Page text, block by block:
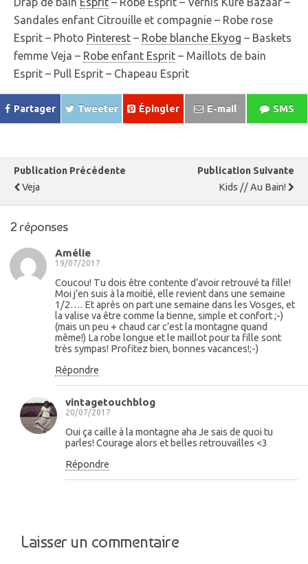
Sandales enfant Citrouille et compagnie – Robe rose
Esprit – Photo Pinterest – Robe blanche Ekyog – Baskets
femme Veja – Robe enfant Esprit – Maillots de bain
Esprit – Pull Esprit – Chapeau Esprit
Partager Tweeter Épingler E-mail SMS
Publication Précédente
Veja
Publication Suivante
Kids // Au Bain!
2 réponses
Amélie
19/07/2017
Coucou! Tu dois être contente d’avoir retrouvé ta fille!
Moi j’en suis à la moitié, elle revient dans une semaine
1/2…. Et après on part une semaine dans les Vosges, et
la valise va être comme la tienne, simple et confort ;-)
(mais un peu + chaud car c’est la montagne quand
même!) La robe longue et le maillot pour ta fille sont
très sympas! Profitez bien, bonnes vacances!;-)
Répondre
vintagetouchblog
20/07/2017
Oui ça caille à la montagne aha Je sais de quoi tu
parles! Courage alors et belles retrouvailles <3
Répondre
Laisser un commentaire